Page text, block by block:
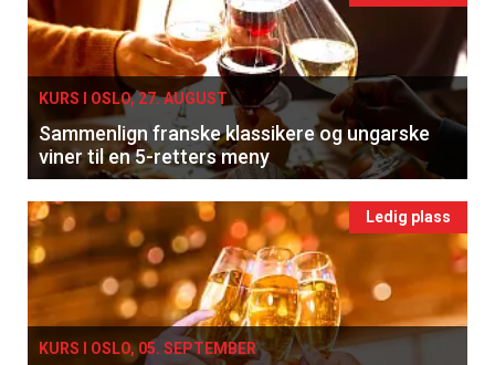
KURS I OSLO, 27. AUGUST
Sammenlign franske klassikere og ungarske
viner til en 5-retters meny
Ledig plass
KURS I OSLO, 05. SEPTEMBER